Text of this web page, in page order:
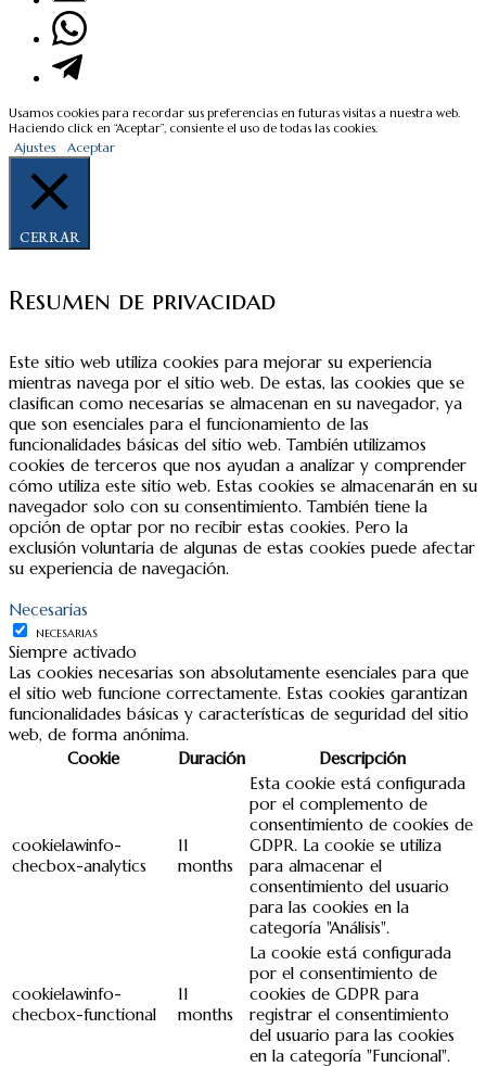
Usamos cookies para recordar sus preferencias en futuras visitas a nuestra web.
Haciendo click en “Aceptar”, consiente el uso de todas las cookies.
Ajustes Aceptar
CERRAR
Resumen de privacidad
Este sitio web utiliza cookies para mejorar su experiencia
mientras navega por el sitio web. De estas, las cookies que se
clasifican como necesarias se almacenan en su navegador, ya
que son esenciales para el funcionamiento de las
funcionalidades básicas del sitio web. También utilizamos
cookies de terceros que nos ayudan a analizar y comprender
cómo utiliza este sitio web. Estas cookies se almacenarán en su
navegador solo con su consentimiento. También tiene la
opción de optar por no recibir estas cookies. Pero la
exclusión voluntaria de algunas de estas cookies puede afectar
su experiencia de navegación.
Necesarias
NECESARIAS
Siempre activado
Las cookies necesarias son absolutamente esenciales para que
el sitio web funcione correctamente. Estas cookies garantizan
funcionalidades básicas y características de seguridad del sitio
web, de forma anónima.
Cookie
Duración Descripción
cookielawinfo-
checbox-analytics
11
months
Esta cookie está configurada
por el complemento de
consentimiento de cookies de
GDPR. La cookie se utiliza
para almacenar el
consentimiento del usuario
para las cookies en la
categoría "Análisis".
cookielawinfo-
checbox-functional
11
months
La cookie está configurada
por el consentimiento de
cookies de GDPR para
registrar el consentimiento
del usuario para las cookies
en la categoría "Funcional".